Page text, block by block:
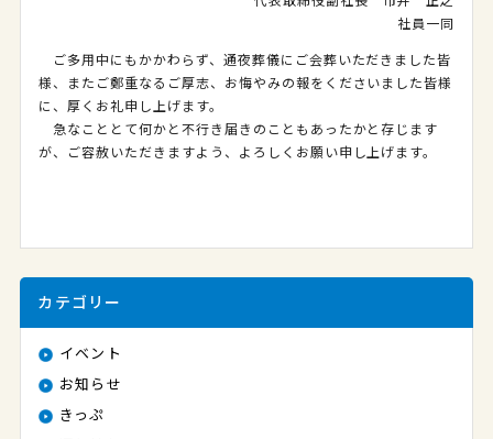
社員一同
ご多用中にもかかわらず、通夜葬儀にご会葬いただきました皆
様、またご鄭重なるご厚志、お悔やみの報をくださいました皆様
に、厚くお礼申し上げます。
急なこととて何かと不行き届きのこともあったかと存じます
が、ご容赦いただきますよう、よろしくお願い申し上げます。
カテゴリー
イベント
お知らせ
きっぷ